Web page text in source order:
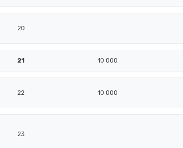
20
21 10 000
22 10 000
23